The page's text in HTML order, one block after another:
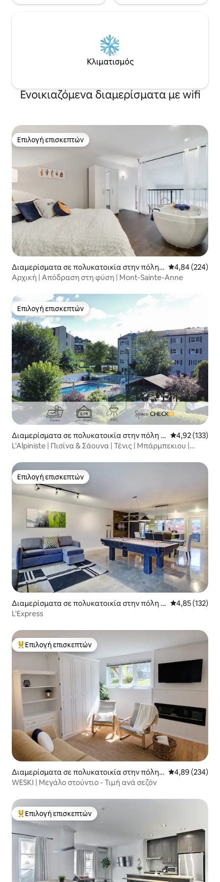
Κλιματισμός
Ενοικιαζόμενα διαμερίσματα με wifi
Επιλογή επισκεπτών
Επιλογή επισκεπτών
Διαμερίσματα σε πολυκατοικία στην πόλη
Beaupré
Μέση
4,84 (224)
Αρχική | Απόδραση στη φύση | Mont-Sainte-Anne
Επιλογή επισκεπτών
Επιλογή επισκεπτών
Διαμερίσματα σε πολυκατοικία στην πόλη S
aint-Ferréol-les-Neiges
Μέση
4,92 (133)
L'Alpiniste | Πισίνα & Σάουνα | Τένις | Μπάρμπεκιου |
Επιλογή επισκεπτών
Επιλογή επισκεπτών
Διαμερίσματα σε πολυκατοικία στην πόλη L
a Côte-de-Beaupré Regional County Municip
Μέση
4,85 (132)
L'Express
Κορυφαία επιλογή επισκεπτών
Επιλογή επισκεπτών
Διαμερίσματα σε πολυκατοικία στην πόλη
Beaupré
Μέση
4,89 (234)
WESKI | Μεγάλο στούντιο - Τιμή ανά σεζόν
Κορυφαία επιλογή επισκεπτών
Επιλογή επισκεπτών